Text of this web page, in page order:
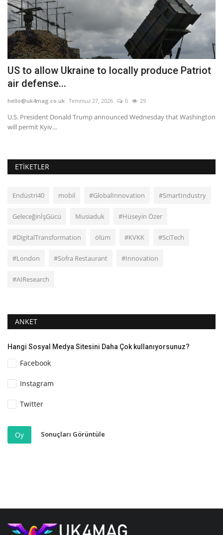
US to allow Ukraine to locally produce Patriot
air defense...
hello@uk4mag.co.uk Temmuz 27, 2026 0 29
U.S. President Donald Trump announced Wednesday that Washington
will permit Kyiv...
ETIKETLER
Endüstri40 mobil #GlobalInnovation #SmartIndustry
GeleceğinİşGücü Musiaduk #Hüseyin Özer
#DigitalTransformation ölüm #KVKK #SciTech
#London #Sofra Restaurant #Innovation
#AIResearch
ANKET
Hangi Sosyal Medya Sitesini Daha Çok kullanıyorsunuz?
Facebook
Instagram
Twitter
Oy Sonuçları Görüntüle